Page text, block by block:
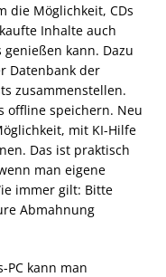
die Möglichkeit, CDs
Inhalte auch
kann. Dazu
Datenbank der
zusammenstellen.
offline speichern. Neu
mit KI-Hilfe
Das ist praktisch
man eigene
immer gilt: Bitte
Abmahnung
PC kann man